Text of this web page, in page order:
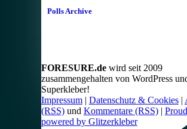
Polls Archive
FORESURE.dewird seit 2009
zusammengehalten von WordPress
Superkleber!
Impressum| Datenschutz & Cookies|
(RSS)und Kommentare (RSS)|
powered by Glitzerkleber